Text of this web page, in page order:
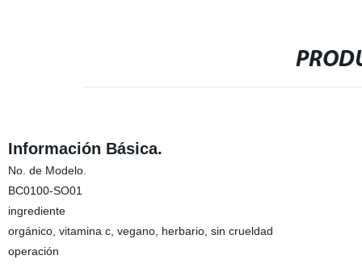
Información Básica.
No. de Modelo.
BC0100-SO01
ingrediente
orgánico, vitamina c, vegano, herbario, sin crueldad
operación